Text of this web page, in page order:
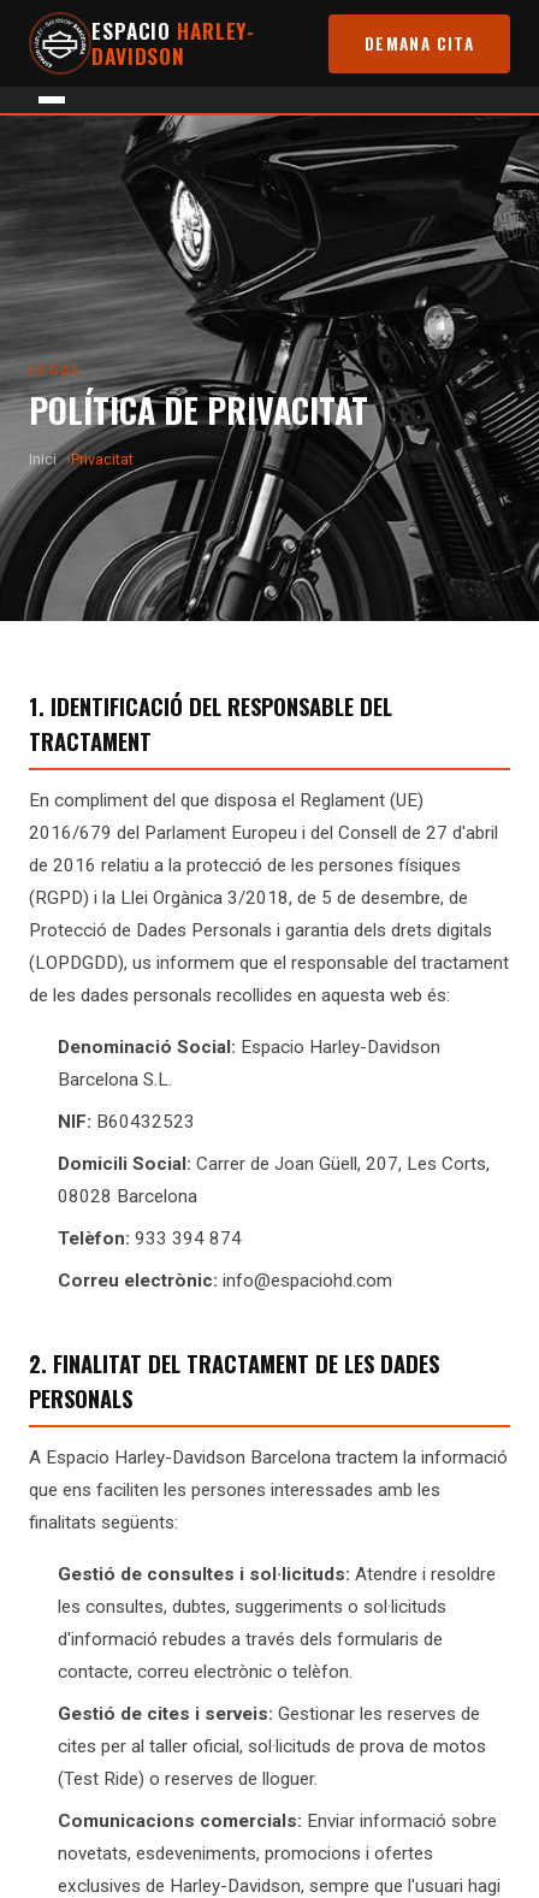
ESPACIO HARLEY-
DAVIDSON
DEMANA CITA
LEGAL
POLÍTICA DE PRIVACITAT
Inici Privacitat
1. IDENTIFICACIÓ DEL RESPONSABLE DEL
TRACTAMENT
En compliment del que disposa el Reglament (UE)
2016/679 del Parlament Europeu i del Consell de 27 d'abril
de 2016 relatiu a la protecció de les persones físiques
(RGPD) i la Llei Orgànica 3/2018, de 5 de desembre, de
Protecció de Dades Personals i garantia dels drets digitals
(LOPDGDD), us informem que el responsable del tractament
de les dades personals recollides en aquesta web és:
Denominació Social: Espacio Harley-Davidson
Barcelona S.L.
NIF: B60432523
Domicili Social: Carrer de Joan Güell, 207, Les Corts,
08028 Barcelona
Telèfon: 933 394 874
Correu electrònic: info@espaciohd.com
2. FINALITAT DEL TRACTAMENT DE LES DADES
PERSONALS
A Espacio Harley-Davidson Barcelona tractem la informació
que ens faciliten les persones interessades amb les
finalitats següents:
Gestió de consultes i sol·licituds: Atendre i resoldre
les consultes, dubtes, suggeriments o sol·licituds
d'informació rebudes a través dels formularis de
contacte, correu electrònic o telèfon.
Gestió de cites i serveis: Gestionar les reserves de
cites per al taller oficial, sol·licituds de prova de motos
(Test Ride) o reserves de lloguer.
Comunicacions comercials: Enviar informació sobre
novetats, esdeveniments, promocions i ofertes
exclusives de Harley-Davidson, sempre que l'usuari hagi